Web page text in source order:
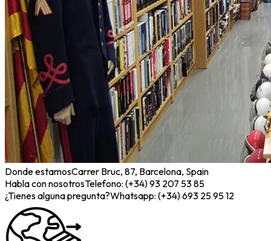
Donde estamosCarrer Bruc, 87, Barcelona, Spain
Habla con nosotrosTelefono: (+34) 93 207 53 85
¿Tienes alguna pregunta?Whatsapp: (+34) 693 25 95 12